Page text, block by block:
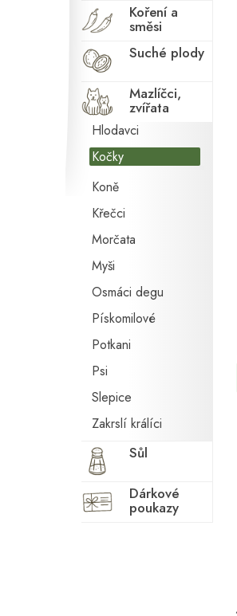
Koření a
směsi
Suché plody
Mazlíčci,
zvířata
Agamy
Činčily
Fretky
Hlodavci
Kočky
Koně
Křečci
Morčata
Myši
Osmáci degu
Pískomilové
Potkani
Psi
Slepice
Zakrslí králíci
Sůl
Dárkové
poukazy